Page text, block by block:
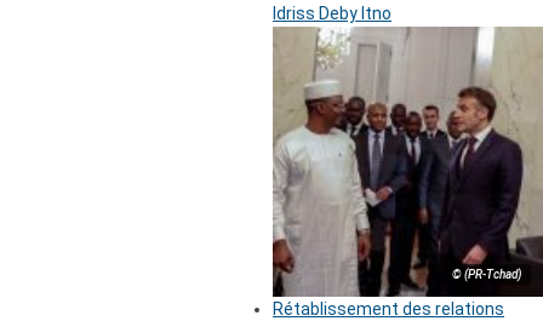
Idriss Deby Itno
© (PR-Tchad)
Rétablissement des relations